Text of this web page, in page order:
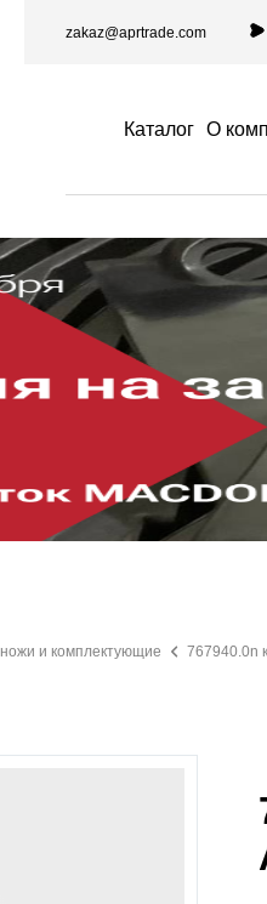
zakaz@aprtrade.com
Каталог О
ножи и комплектующие 767940.0n